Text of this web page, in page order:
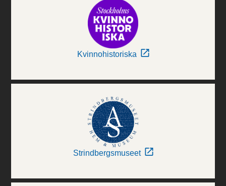
Kvinnohistoriska
Strindbergsmuseet